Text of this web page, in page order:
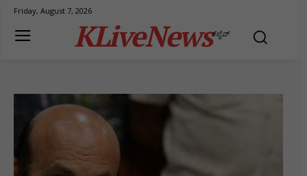
Friday, August 7, 2026
KLiveNewsಕೆಲೈವ್